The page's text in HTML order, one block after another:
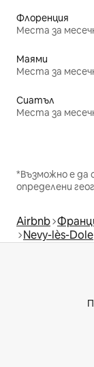
Флоренция
Места за
Маями
Места за
Сиатъл
Места за
*Възможно е да
определени
Airbnb
Nevy-lès-Dole